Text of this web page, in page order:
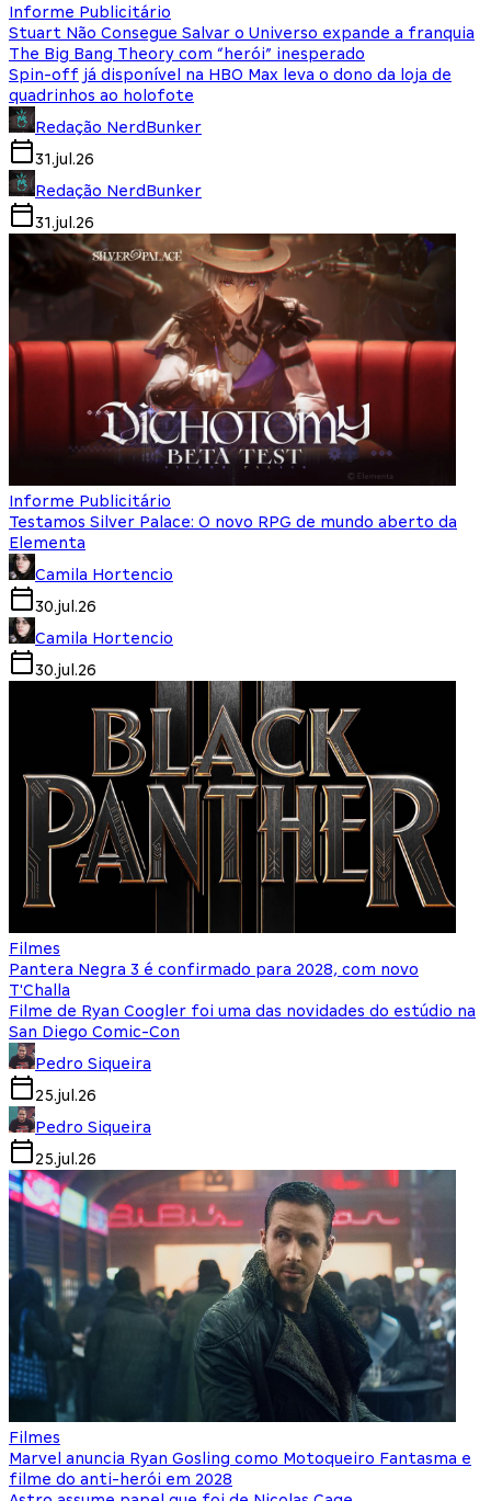
Informe Publicitário
Stuart Não Consegue Salvar o Universo expande a franquia
The Big Bang Theory com “herói” inesperado
Spin-off já disponível na HBO Max leva o dono da loja de
quadrinhos ao holofote
Redação NerdBunker
31.jul.26
Redação NerdBunker
31.jul.26
Informe Publicitário
Testamos Silver Palace: O novo RPG de mundo aberto da
Elementa
Camila Hortencio
30.jul.26
Camila Hortencio
30.jul.26
Filmes
Pantera Negra 3 é confirmado para 2028, com novo
T'Challa
Filme de Ryan Coogler foi uma das novidades do estúdio na
San Diego Comic-Con
Pedro Siqueira
25.jul.26
Pedro Siqueira
25.jul.26
Filmes
Marvel anuncia Ryan Gosling como Motoqueiro Fantasma e
filme do anti-herói em 2028